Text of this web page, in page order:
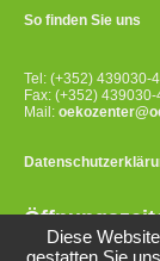
So finden Sie uns
Tel: (+352) 439030-
Fax: (+352) 439030-
Mail:
Montag bis Freitag
Diese
gestatten Sie